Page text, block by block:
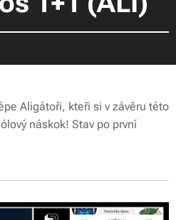
Aligátoři, kteři si v závěru této
náskok! Stav po první